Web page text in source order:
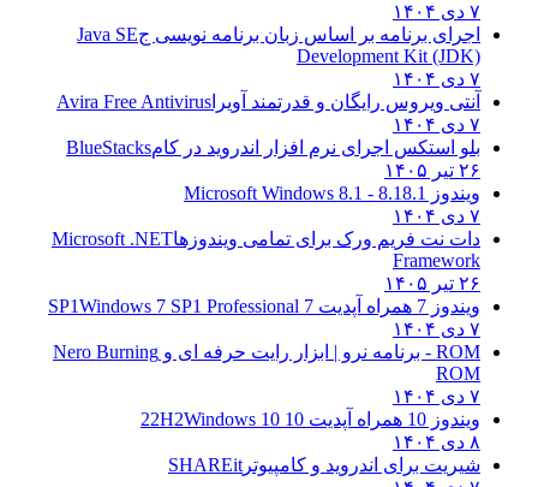
۷ دی ۱۴۰۴
اجرای برنامه بر اساس زبان برنامه نویسی جJava SE
Development Kit (JDK)
۷ دی ۱۴۰۴
آنتی ویروس رایگان و قدرتمند آویرا Avira Free Antivirus
۷ دی ۱۴۰۴
بلو استکس اجرای نرم افزار اندروید در کامBlueStacks
۲۶ تیر ۱۴۰۵
ویندوز 8.1
8.1 - Microsoft Windows 8.1
۷ دی ۱۴۰۴
دات نت فریم ورک برای تمامی ویندوزهاMicrosoft .NET
Framework
۲۶ تیر ۱۴۰۵
ویندوز 7 همراه آپدیت 7 SP1
Windows 7 SP1 Professional
۷ دی ۱۴۰۴
ROM - برنامه نرو | ابزار رایت حرفه ای و
Nero Burning
ROM
۷ دی ۱۴۰۴
ویندوز 10 همراه آپدیت 10 22H2
Windows 10
۸ دی ۱۴۰۴
شیریت برای اندروید و کامپیوتر SHAREit